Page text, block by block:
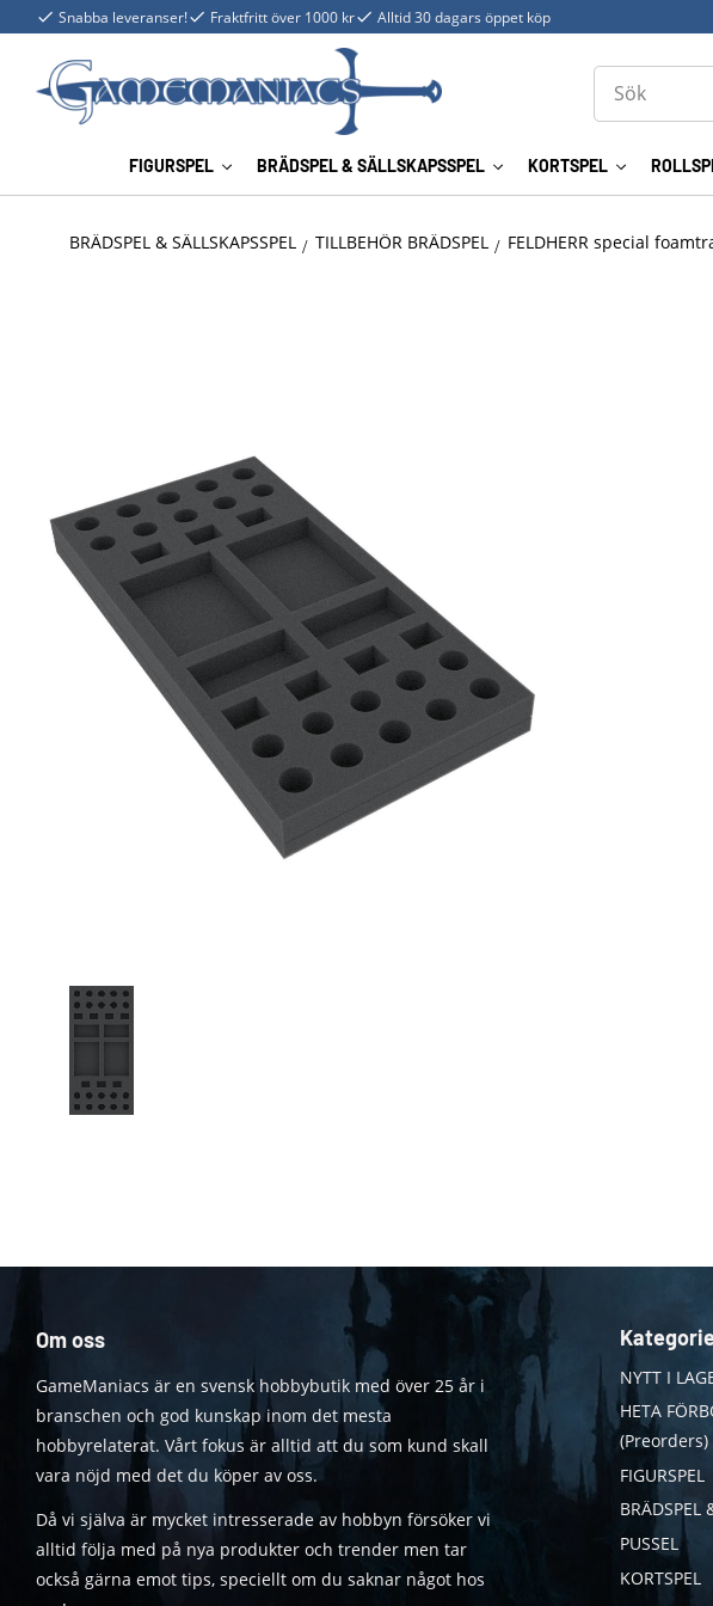
Snabba leveranser! Fraktfritt över 1000 kr Alltid 30 dagars öppet köp
FIGURSPEL BRÄDSPEL & SÄLLSKAPSSPEL KORTSPEL
BRÄDSPEL & SÄLLSKAPSSPEL TILLBEHÖR BRÄDSPEL FELDHERR special
Om oss
GameManiacs är en svensk hobbybutik med över 25 år i
branschen och god kunskap inom det mesta
hobbyrelaterat. Vårt fokus är alltid att du som kund skall
vara nöjd med det du köper av oss.
Då vi själva är mycket intresserade av hobbyn försöker vi
alltid följa med på nya produkter och trender men tar
också gärna emot tips, speciellt om du saknar något hos
NYTT I
HETA
(Preorders)
FIGURSPEL
BRÄDSPEL
PUSSEL
KORTSPEL